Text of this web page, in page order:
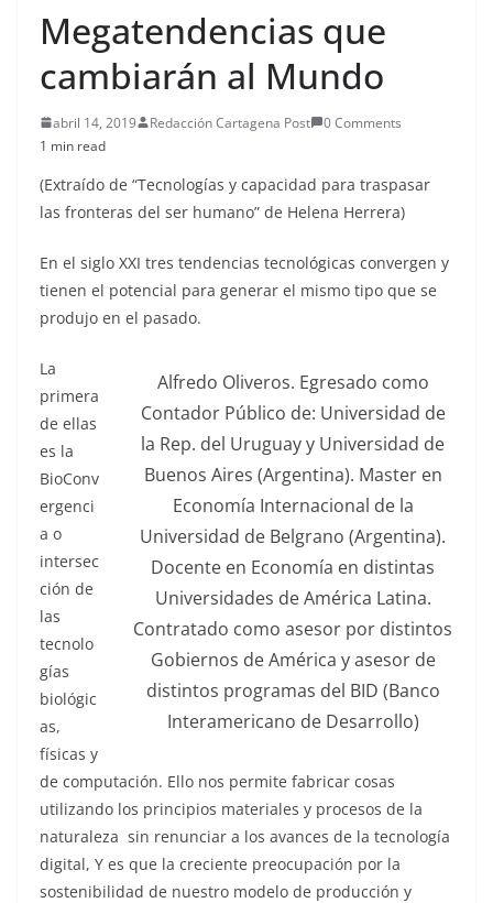
Megatendencias que
cambiarán al Mundo
abril 14, 2019 Redacción Cartagena Post
0 Comments
1 min read
(Extraído de “Tecnologías y capacidad para traspasar
las fronteras del ser humano” de Helena Herrera)
En el siglo XXI tres tendencias tecnológicas convergen y
tienen el potencial para generar el mismo tipo que se
produjo en el pasado.
Alfredo Oliveros. Egresado como
Contador Público de: Universidad de
la Rep. del Uruguay y Universidad de
Buenos Aires (Argentina). Master en
Economía Internacional de la
Universidad de Belgrano (Argentina).
Docente en Economía en distintas
Universidades de América Latina.
Contratado como asesor por distintos
Gobiernos de América y asesor de
distintos programas del BID (Banco
Interamericano de Desarrollo)
La
primera
de ellas
es la
BioConv
ergenci
a o
intersec
ción de
las
tecnolo
gías
biológic
as,
físicas y
de computación. Ello nos permite fabricar cosas
utilizando los principios materiales y procesos de la
naturaleza sin renunciar a los avances de la tecnología
digital, Y es que la creciente preocupación por la
sostenibilidad de nuestro modelo de producción y